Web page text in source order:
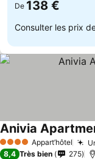
De 138 €
Consulter les prix
4 Étoiles Appart’hôtel
Anivia
8,4 Très bien 275